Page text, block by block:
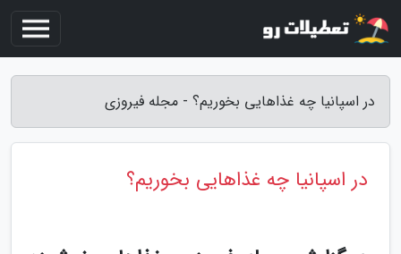
در اسپانیا چه غذاهایی بخوریم؟ - مجله فیروزی
در اسپانیا چه غذاهایی بخوریم؟